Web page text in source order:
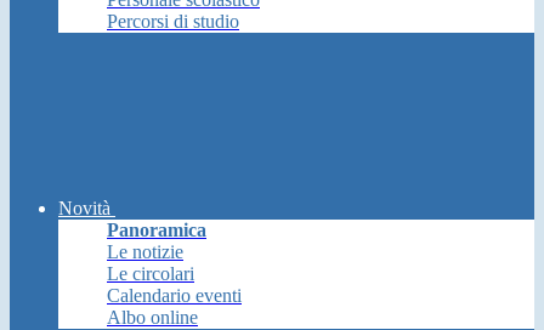
Percorsi di studio
Novità
Panoramica
Le notizie
Le circolari
Calendario eventi
Albo online